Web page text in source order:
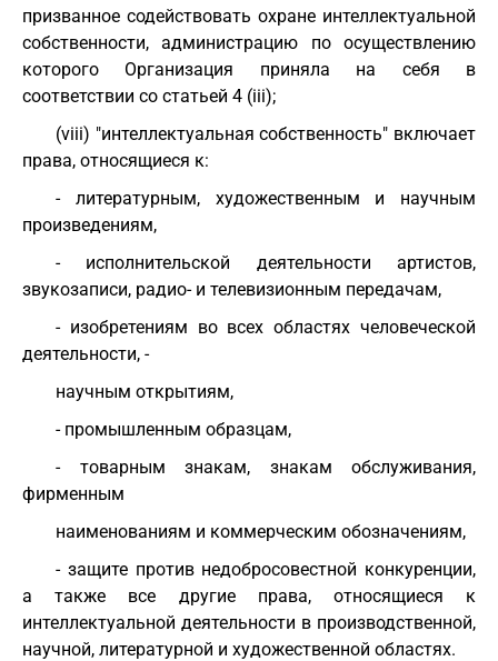
призванное содействовать охране интеллектуальной
собственности, администрацию по осуществлению
которого Организация приняла на себя в
соответствии со статьей 4 (iii);
(viii) "интеллектуальная собственность" включает
права, относящиеся к:
- литературным, художественным и научным
произведениям,
- исполнительской деятельности артистов,
звукозаписи, радио- и телевизионным передачам,
- изобретениям во всех областях человеческой
деятельности, -
научным открытиям,
- промышленным образцам,
- товарным знакам, знакам обслуживания,
фирменным
наименованиям и коммерческим обозначениям,
- защите против недобросовестной конкуренции,
а также все другие права, относящиеся к
интеллектуальной деятельности в производственной,
научной, литературной и художественной областях.